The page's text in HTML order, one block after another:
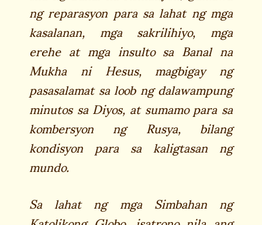
ng reparasyon para sa lahat ng mga
kasalanan, mga sakrilihiyo, mga
erehe at mga insulto sa Banal na
Mukha ni Hesus, magbigay ng
pasasalamat sa loob ng dalawampung
minutos sa Diyos, at sumamo para sa
kombersyon ng Rusya, bilang
kondisyon para sa kaligtasan ng
mundo.
Sa lahat ng mga Simbahan ng